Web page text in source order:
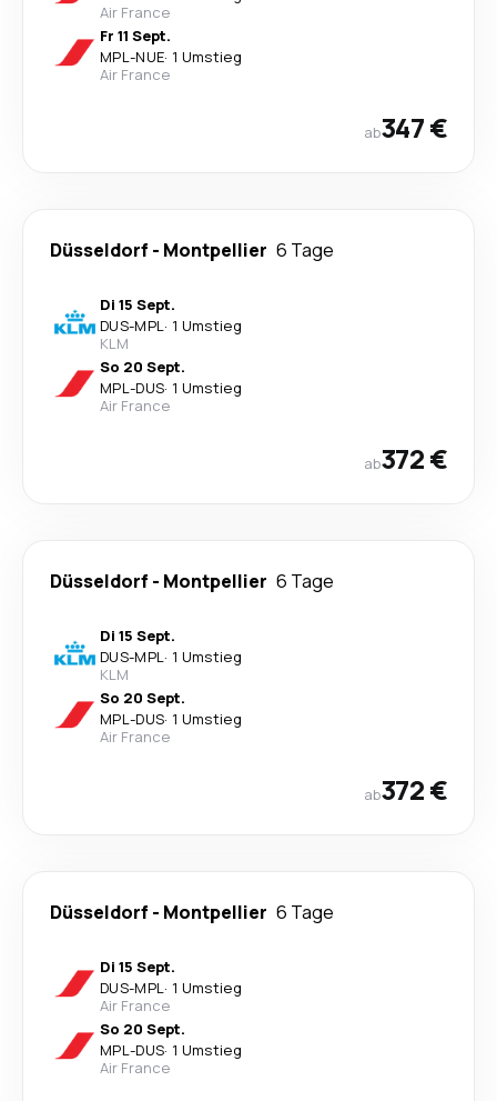
Air France
Fr 11 Sept.
MPL-NUE· 1 Umstieg
Air France
ab347 €
Düsseldorf - Montpellier 6 Tage
Di 15 Sept.
DUS-MPL· 1 Umstieg
KLM
So 20 Sept.
MPL-DUS· 1 Umstieg
Air France
ab372 €
Düsseldorf - Montpellier 6 Tage
Di 15 Sept.
DUS-MPL· 1 Umstieg
KLM
So 20 Sept.
MPL-DUS· 1 Umstieg
Air France
ab372 €
Düsseldorf - Montpellier 6 Tage
Di 15 Sept.
DUS-MPL· 1 Umstieg
Air France
So 20 Sept.
MPL-DUS· 1 Umstieg
Air France